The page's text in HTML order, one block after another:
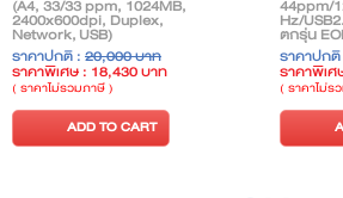
(A4, 33/33 ppm, 1024MB,
2400x600dpi, Duplex,
Network, USB)
ราคาปกติ : 20,000 บาท
ราคาพิเศษ : 18,430 บาท
( ราคาไม่รวมภาษี )
ADD TO CART
44ppm/
Hz/
ตกรุ่น
ราคาปกติ
ราคาพิเ
( ราคาไม่ร